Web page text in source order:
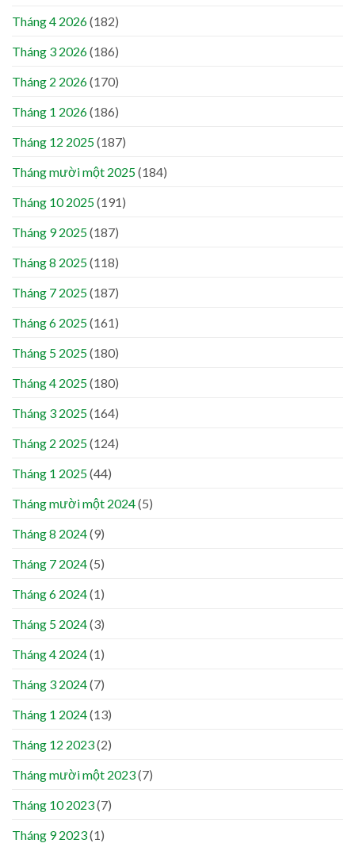
Tháng 4 2026(182)
Tháng 3 2026(186)
Tháng 2 2026(170)
Tháng 1 2026(186)
Tháng 12 2025(187)
Tháng mười một 2025(184)
Tháng 10 2025(191)
Tháng 9 2025(187)
Tháng 8 2025(118)
Tháng 7 2025(187)
Tháng 6 2025(161)
Tháng 5 2025(180)
Tháng 4 2025(180)
Tháng 3 2025(164)
Tháng 2 2025(124)
Tháng 1 2025(44)
Tháng mười một 2024(5)
Tháng 8 2024(9)
Tháng 7 2024(5)
Tháng 6 2024(1)
Tháng 5 2024(3)
Tháng 4 2024(1)
Tháng 3 2024(7)
Tháng 1 2024(13)
Tháng 12 2023(2)
Tháng mười một 2023(7)
Tháng 10 2023(7)
Tháng 9 2023(1)